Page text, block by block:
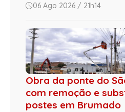
06 Ago 2026 / 21h14
Obra da ponte do
com remoção e
postes em Brumado